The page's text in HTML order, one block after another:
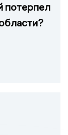
потерпел